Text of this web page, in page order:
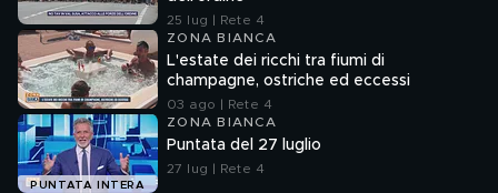
25 lug | Rete 4
ZONA BIANCA
L'estate dei ricchi tra fiumi di
champagne, ostriche ed eccessi
03 ago | Rete 4
PUNTATA INTERA
ZONA BIANCA
Puntata del 27 luglio
27 lug | Rete 4